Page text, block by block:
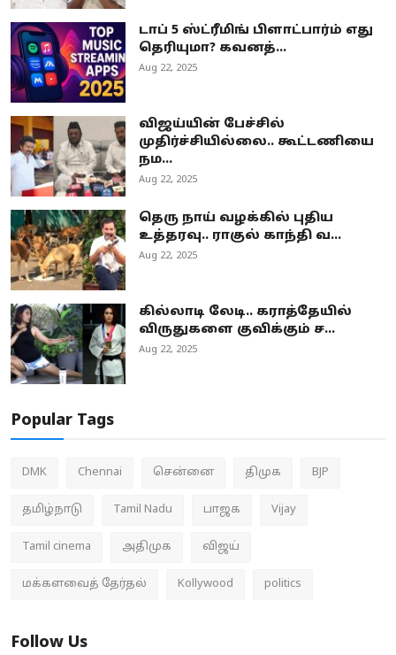
டாப் 5 ஸ்ட்ரீமிங் பிளாட்பார்ம் எது
தெரியுமா? கவனத்...
Aug 22, 2025
விஜய்யின் பேச்சில்
முதிர்ச்சியில்லை.. கூட்டணியை
நம...
Aug 22, 2025
தெரு நாய் வழக்கில் புதிய
உத்தரவு.. ராகுல் காந்தி வ...
Aug 22, 2025
கில்லாடி லேடி.. கராத்தேயில்
விருதுகளை குவிக்கும் ச...
Aug 22, 2025
Popular Tags
DMK Chennai சென்னை திமுக BJP
தமிழ்நாடு Tamil Nadu பாஜக Vijay
Tamil cinema அதிமுக விஜய்
மக்களவைத் தேர்தல் Kollywood politics
Follow Us